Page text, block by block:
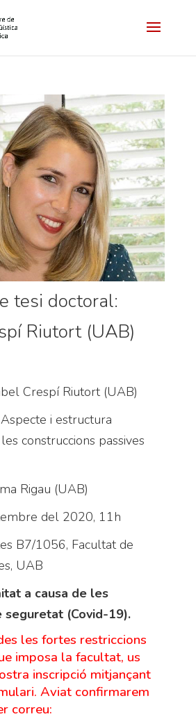
tesi doctoral:
Riutort (UAB)
Crespí Riutort (UAB)
i estructura
construccions passives
Rigau (UAB)
del 2020, 11h
B7/1056, Facultat de
UAB
a causa de les
seguretat (Covid-19).
les fortes restriccions
imposa la facultat, us
inscripció mitjançant
Aviat confirmarem
correu: